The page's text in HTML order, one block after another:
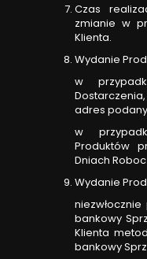
Czas
zmianie w
Klienta.
Wydanie
w
adres
w
Produktów
Dniach
Wydanie
bankowy
Klienta
bankowy